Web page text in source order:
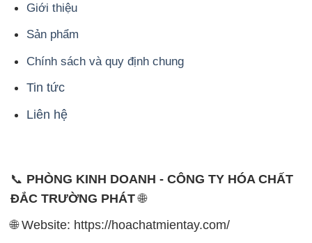
Giới thiệu
Sản phẩm
Chính sách và quy định chung
Tin tức
Liên hệ
📞 PHÒNG KINH DOANH - CÔNG TY HÓA CHẤT
ĐẮC TRƯỜNG PHÁT🌐
🌐 Website: https://hoachatmientay.com/